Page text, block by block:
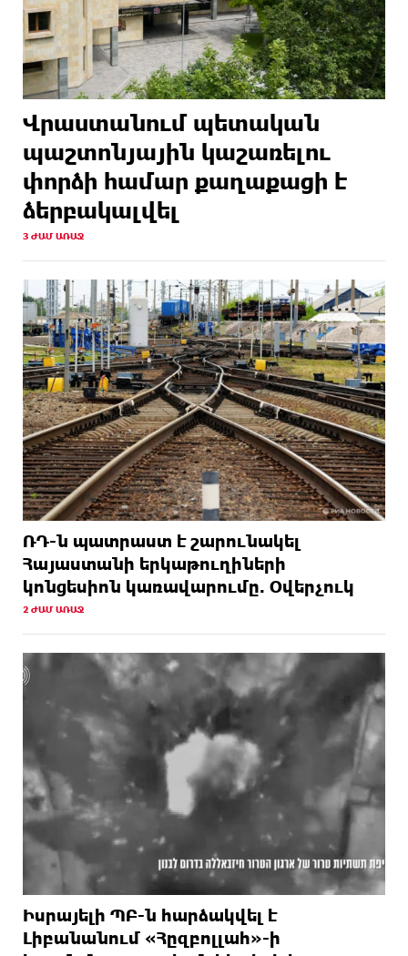
Վրաստանում պետական ​​
պաշտոնյային կաշառելու
փորձի համար քաղաքացի է
ձերբակալվել
3 ԺԱՄ ԱՌԱՋ
ՌԴ-ն պատրաստ է շարունակել
Հայաստանի երկաթուղիների
կոնցեսիոն կառավարումը. Օվերչուկ
2 ԺԱՄ ԱՌԱՋ
Իսրայելի ՊԲ-ն հարձակվել է
Լիբանանում «Հըզբոլլահ»-ի